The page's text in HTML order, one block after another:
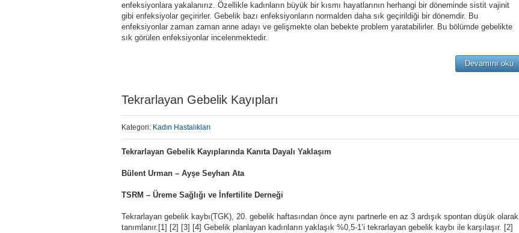
enfeksiyonlara yakalanırız. Özellikle kadınların büyük bir kısmı hayatlarının herhangi bir döneminde sistit vajinit
gibi enfeksiyolar geçirirler. Gebelik bazı enfeksiyonların normalden daha sık geçirildiği bir dönemdir. Bu
enfeksiyonlar zaman zaman anne adayı ve gelişmekte olan bebekte problem yaratabilirler. Bu bölümde gebelikte
sık görülen enfeksiyonlar incelenmektedir.
Devamını oku
Tekrarlayan Gebelik Kayıpları
Kategori: Kadın Hastalıkları
Tekrarlayan Gebelik Kayıplarında Kanıta Dayalı Yaklaşım
Bülent Urman – Ayşe Seyhan Ata
TSRM – Üreme Sağlığı ve İnfertilite Derneği
Tekrarlayan gebelik kaybı(TGK), 20. gebelik haftasından önce aynı partnerle en az 3 ardışık spontan düşük olarak
tanımlanır.[1] [2] [3] [4] Gebelik planlayan kadınların yaklaşık %0,5-1’i tekrarlayan gebelik kaybı ile karşılaşır. [2]